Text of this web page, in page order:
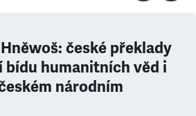
české překlady
bídu humanitních věd i
národním